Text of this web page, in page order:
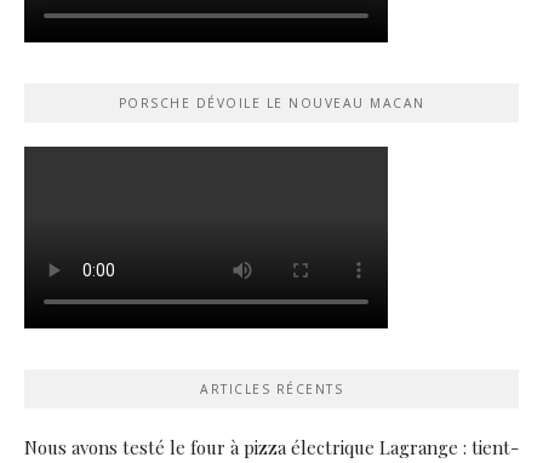
PORSCHE DÉVOILE LE NOUVEAU MACAN
ARTICLES RÉCENTS
Nous avons testé le four à pizza électrique Lagrange : tient-